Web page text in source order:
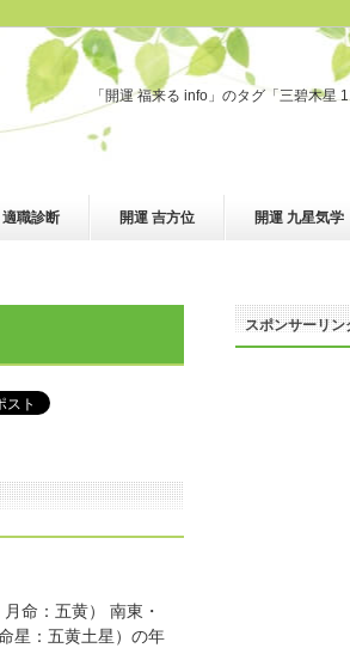
「開運 福来る info」のタグ「三碧木星
適職診断 開運 吉方位 開運 九星気学
命：五黄） 南東・
星：五黄土星）の年
スポンサーリン